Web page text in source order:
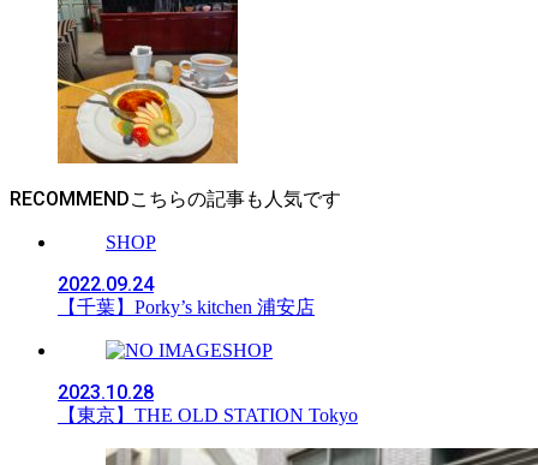
RECOMMEND
SHOP
2022.09.24
【千葉】Porky’s kitchen 浦安店
SHOP
2023.10.28
【東京】THE OLD STATION Tokyo